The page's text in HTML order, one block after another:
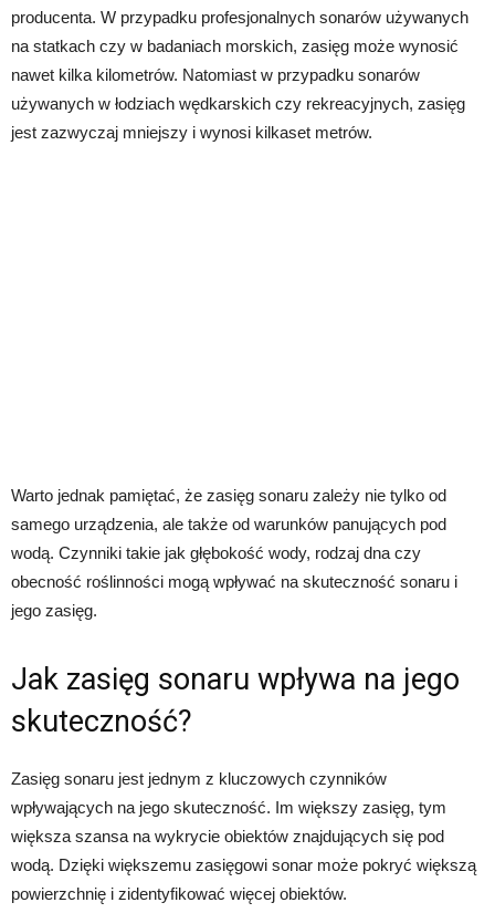
producenta. W przypadku profesjonalnych sonarów używanych
na statkach czy w badaniach morskich, zasięg może wynosić
nawet kilka kilometrów. Natomiast w przypadku sonarów
używanych w łodziach wędkarskich czy rekreacyjnych, zasięg
jest zazwyczaj mniejszy i wynosi kilkaset metrów.
Warto jednak pamiętać, że zasięg sonaru zależy nie tylko od
samego urządzenia, ale także od warunków panujących pod
wodą. Czynniki takie jak głębokość wody, rodzaj dna czy
obecność roślinności mogą wpływać na skuteczność sonaru i
jego zasięg.
Jak zasięg sonaru wpływa na jego
skuteczność?
Zasięg sonaru jest jednym z kluczowych czynników
wpływających na jego skuteczność. Im większy zasięg, tym
większa szansa na wykrycie obiektów znajdujących się pod
wodą. Dzięki większemu zasięgowi sonar może pokryć większą
powierzchnię i zidentyfikować więcej obiektów.